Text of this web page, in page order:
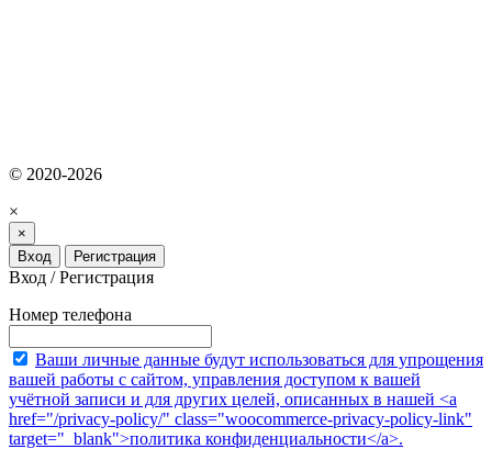
© 2020-2026
×
×
Вход
Регистрация
Вход / Регистрация
Номер телефона
Ваши личные данные будут использоваться для упрощения
вашей работы с сайтом, управления доступом к вашей
учётной записи и для других целей, описанных в нашей <a
href="/privacy-policy/" class="woocommerce-privacy-policy-link"
target="_blank">политика конфиденциальности</a>.